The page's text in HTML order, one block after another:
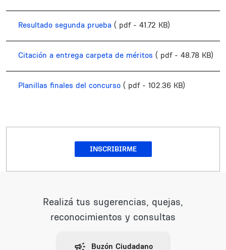
Resultado segunda prueba ( pdf - 41.72 KB)
Citación a entrega carpeta de méritos ( pdf - 48.78 KB)
Planillas finales del concurso ( pdf - 102.36 KB)
INSCRIBIRME
Realizá tus sugerencias, quejas,
reconocimientos y consultas